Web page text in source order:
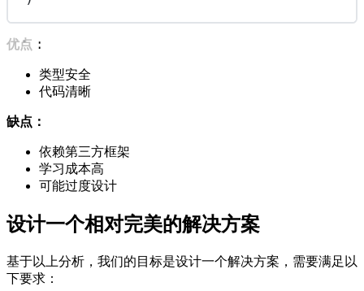
优点：
类型安全
代码清晰
缺点：
依赖第三方框架
学习成本高
可能过度设计
设计一个相对完美的解决方案
基于以上分析，我们的目标是设计一个解决方案，需要满足以
下要求：